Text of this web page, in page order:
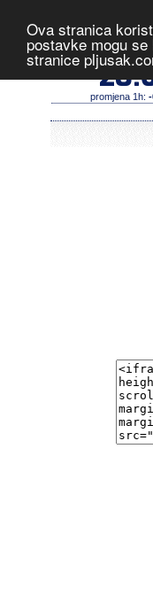
Ova stranica
postavke mogu
stranice temperatura
promjena 1h: